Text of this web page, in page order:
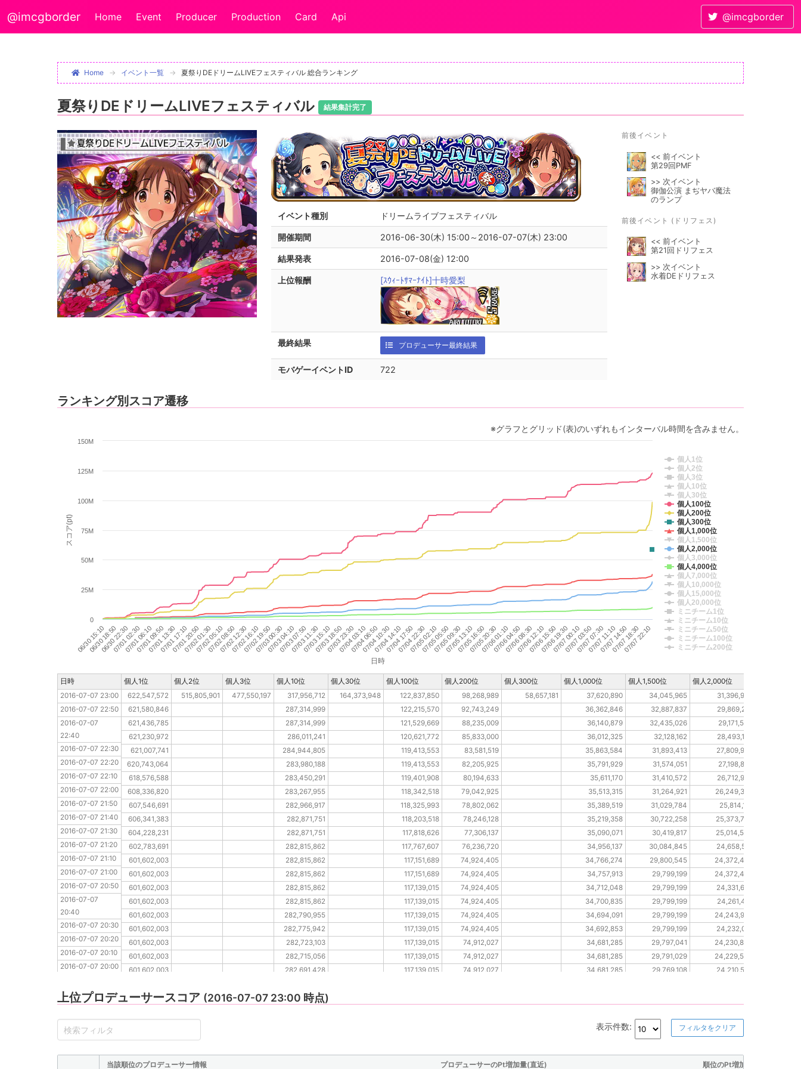
@imcgborder Home Event Producer Production Card Api @imcgborder
Home イベント一覧 夏祭りDEドリームLIVEフェスティバル 総合ランキング
夏祭りDEドリームLIVEフェスティバル 結果集計完了
イベント種別 ドリームライブフェスティバル
開催期間 2016-06-30(木) 15:00～2016-07-07(木) 23:00
結果発表 2016-07-08(金) 12:00
上位報酬 [ｽｳｨｰﾄｻﾏｰﾅｲﾄ]十時愛梨
最終結果 プロデューサー最終結果
モバゲーイベントID 722
前後イベント
<< 前イベント
第29回PMF
>> 次イベント
御伽公演 まぢヤバ魔法
のランプ
前後イベント (ドリフェス)
<< 前イベント
第21回ドリフェス
>> 次イベント
水着DEドリフェス
ランキング別スコア遷移
※グラフとグリッド(表)のいずれもインターバル時間を含みません。
日時
スコア(pt)
個人1位
個人2位
個人3位
個人10位
個人30位
個人100位
個人200位
個人300位
個人1,000位
個人1,500位
個人2,000位
個人3,000位
個人4,000位
個人7,000位
個人10,000位
個人15,000位
個人20,000位
ミニチーム1位
ミニチーム10位
ミニチーム50位
ミニチーム100位
ミニチーム200位
06/30 15:10 07/03 23:30 07/07 07:30
06/30 18:50
06/30 22:30
07/01 02:30
07/01 06:10
07/01 09:50
07/01 13:30
07/01 17:10
07/01 20:50
07/02 01:30
07/02 05:10
07/02 08:50
07/02 12:30
07/02 16:10
07/02 19:50
07/03 00:30
07/03 04:10
07/03 07:50
07/03 11:30
07/03 15:10
07/03 18:5007/04 03:10
07/04 06:50
07/04 10:30
07/04 14:10
07/04 17:50
07/04 22:30
07/05 02:10
07/05 05:50
07/05 09:30
07/05 13:10
07/05 16:50
07/05 20:30
07/06 01:10
07/06 04:50
07/06 08:30
07/06 12:10
07/06 15:50
07/06 19:30
07/07 00:10
07/07 03:5007/07 11:10
07/07 14:50
07/07 18:30
07/07 22:10
0
25M
50M
75M
100M
125M
150M
2016-07-07 23:00 622,547,572 515,805,901 477,550,197 317,956,712 164,373,948 122,837,850 98,268,989 58,657,181 37,620,890 34,045,965 31,396,976
2016-07-07 22:50
621,580,846 287,314,999 122,215,570 92,743,249 36,362,846 32,887,837 29,869,281
2016-07-07 22:40
621,436,785 287,314,999 121,529,669 88,235,009 36,140,879 32,435,026 29,171,584
2016-07-07 22:30
621,230,972 286,011,241 120,621,772 85,833,000 36,012,325 32,128,162 28,493,103
2016-07-07 22:20
621,007,741 284,944,805 119,413,553 83,581,519 35,863,584 31,893,413 27,809,957
2016-07-07 22:10
620,743,064 283,980,188 119,413,553 82,205,925 35,791,929 31,574,051 27,198,830
2016-07-07 22:00
618,576,588 283,450,291 119,401,908 80,194,633 35,611,170 31,410,572 26,712,933
2016-07-07 21:50
608,336,820 283,267,955 118,342,518 79,042,925 35,513,315 31,264,921 26,249,327
2016-07-07 21:40
607,546,691 282,966,917 118,325,993 78,802,062 35,389,519 31,029,784 25,814,118
2016-07-07 21:30
606,341,383 282,871,751 118,203,518 78,246,128 35,219,358 30,722,258 25,373,730
2016-07-07 21:20
604,228,231 282,871,751 117,818,626 77,306,137 35,090,071 30,419,817 25,014,545
2016-07-07 21:10
602,783,691 282,815,862 117,767,607 76,236,720 34,956,137 30,084,845 24,658,510
2016-07-07 21:00
601,602,003 282,815,862 117,151,689 74,924,405 34,766,274 29,800,545 24,372,486
2016-07-07 20:50
601,602,003 282,815,862 117,151,689 74,924,405 34,757,913 29,799,199 24,372,486
2016-07-07 20:40
601,602,003 282,815,862 117,139,015 74,924,405 34,712,048 29,799,199 24,331,666
2016-07-07 20:30
601,602,003 282,815,862 117,139,015 74,924,405 34,700,835 29,799,199 24,261,418
2016-07-07 20:20
601,602,003 282,790,955 117,139,015 74,924,405 34,694,091 29,799,199 24,243,998
2016-07-07 20:10
601,602,003 282,775,942 117,139,015 74,924,405 34,692,853 29,799,199 24,232,013
2016-07-07 20:00
601,602,003 282,723,103 117,139,015 74,912,027 34,681,285 29,797,041 24,230,840
2016-07-07 19:50
601,602,003 282,715,056 117,139,015 74,912,027 34,681,285 29,791,029 24,229,524
2016-07-07 19:40
601,602,003 282,691,428 117,139,015 74,912,027 34,681,285 29,769,108 24,210,503
日時 個人1位 個人2位 個人3位 個人10位 個人30位 個人100位 個人200位 個人300位 個人1,000位 個人1,500位 個人2,000位
2016-07-07 23:00
2016-07-07 22:50
2016-07-07
22:40
2016-07-07 22:30
2016-07-07 22:20
2016-07-07 22:10
2016-07-07 22:00
2016-07-07 21:50
2016-07-07 21:40
2016-07-07 21:30
2016-07-07 21:20
2016-07-07 21:10
2016-07-07 21:00
2016-07-07 20:50
2016-07-07
20:40
2016-07-07 20:30
2016-07-07 20:20
2016-07-07 20:10
2016-07-07 20:00
2016-07-07 19:40
日時
上位プロデューサースコア (2016-07-07 23:00 時点)
表示件数: フィルタをクリア
当該順位のプロデューサー情報 プロデューサーのPt増加量(直近) 順位のPt増加量(直近)